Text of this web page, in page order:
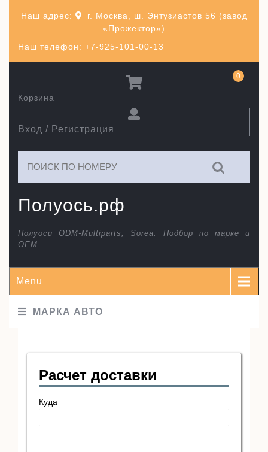
Наш телефон: +7-925-101-00-13
Наш адрес:
г. Москва, ш. Энтузиастов 56 (завод
«Прожектор»)
Полуось.рф
Полуоси ODM-Multiparts, Sorea. Подбор по марке и
ОЕМ
Вход / Регистрация
Корзина
0
Menu
МАРКА АВТО
Расчет доставки
Куда